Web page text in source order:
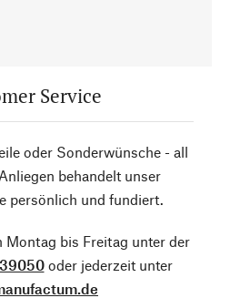
Service
oder Sonderwünsche - all
behandelt unser
persönlich und fundiert.
Montag bis Freitag unter der
oder jederzeit unter